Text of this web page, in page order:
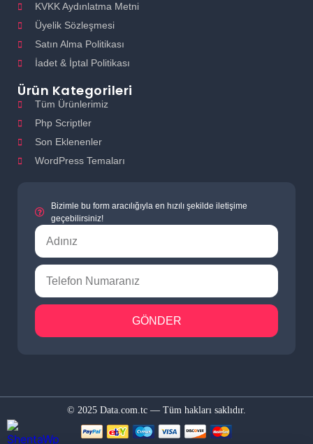
KVKK Aydınlatma Metni
Üyelik Sözleşmesi
Satın Alma Politikası
İadet & İptal Politikası
Ürün Kategorileri
Tüm Ürünlerimiz
Php Scriptler
Son Eklenenler
WordPress Temaları
Bizimle bu form aracılığıyla en hızılı şekilde iletişime
geçebilirsiniz!
GÖNDER
© 2025 Data.com.tc — Tüm hakları saklıdır.